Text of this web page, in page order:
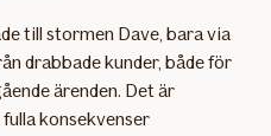
till stormen Dave, bara via
drabbade kunder, både för
ärenden. Det är
konsekvenser